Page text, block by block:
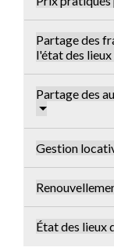
Partage des
l'état des
Partage des
Gestion
État des lieux